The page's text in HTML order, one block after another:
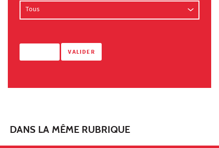
DANS LA MÊME RUBRIQUE